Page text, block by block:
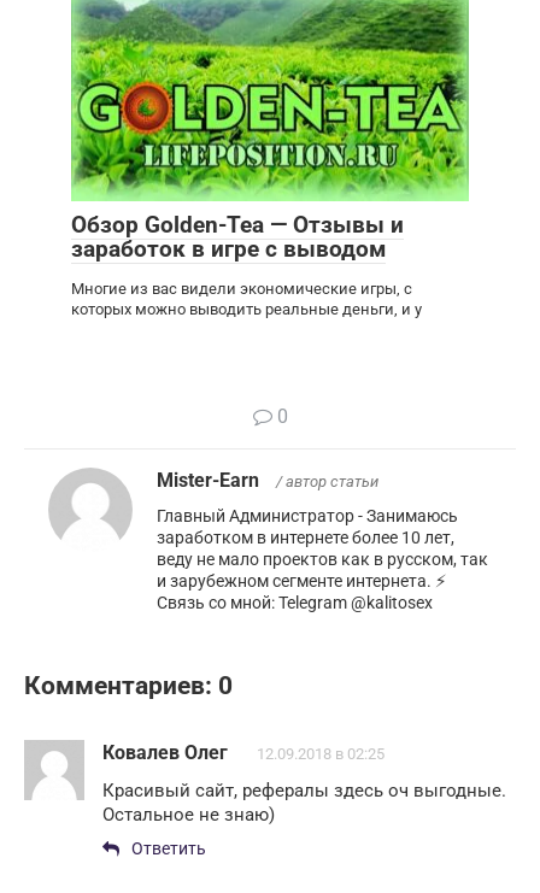
Обзор Golden-Tea — Отзывы и
заработок в игре с выводом
Многие из вас видели экономические игры, с
которых можно выводить реальные деньги, и у
0
Mister-Earn / автор статьи
Главный Администратор - Занимаюсь
заработком в интернете более 10 лет,
веду не мало проектов как в русском, так
и зарубежном сегменте интернета. ⚡️
Связь со мной: Telegram @kalitosex
Комментариев: 0
Ковалев Олег 12.09.2018 в 02:25
Красивый сайт, рефералы здесь оч выгодные.
Остальное не знаю)
Ответить